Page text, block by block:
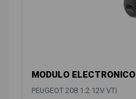
MODULO
PEUGEOT 208 1.2 12V VTI